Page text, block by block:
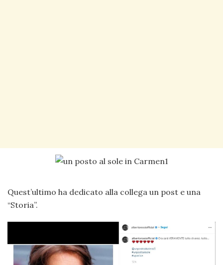
Quest’ultimo ha dedicato alla collega un post e una
“Storia”.